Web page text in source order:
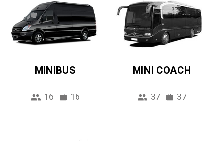
MINIBUS
16 16
MINI COACH
37 37